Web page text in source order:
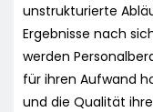
unstrukturierte
Ergebnisse nach
werden
für ihren Aufwand
und die Qualität